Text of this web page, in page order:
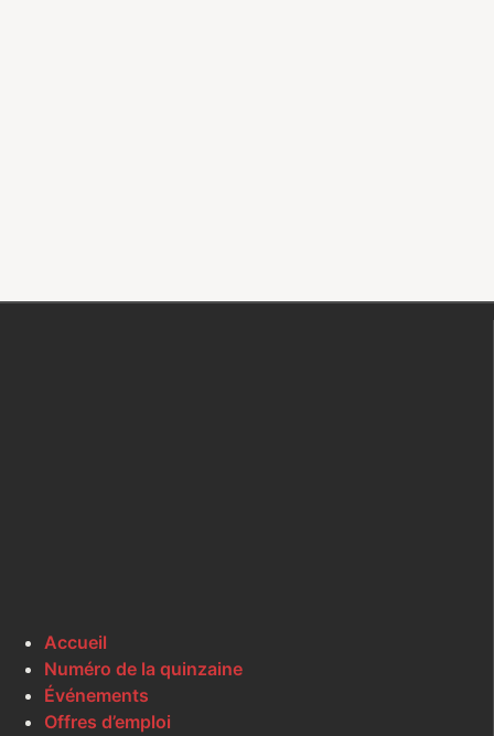
Accueil
Numéro de la quinzaine
Événements
Offres d’emploi